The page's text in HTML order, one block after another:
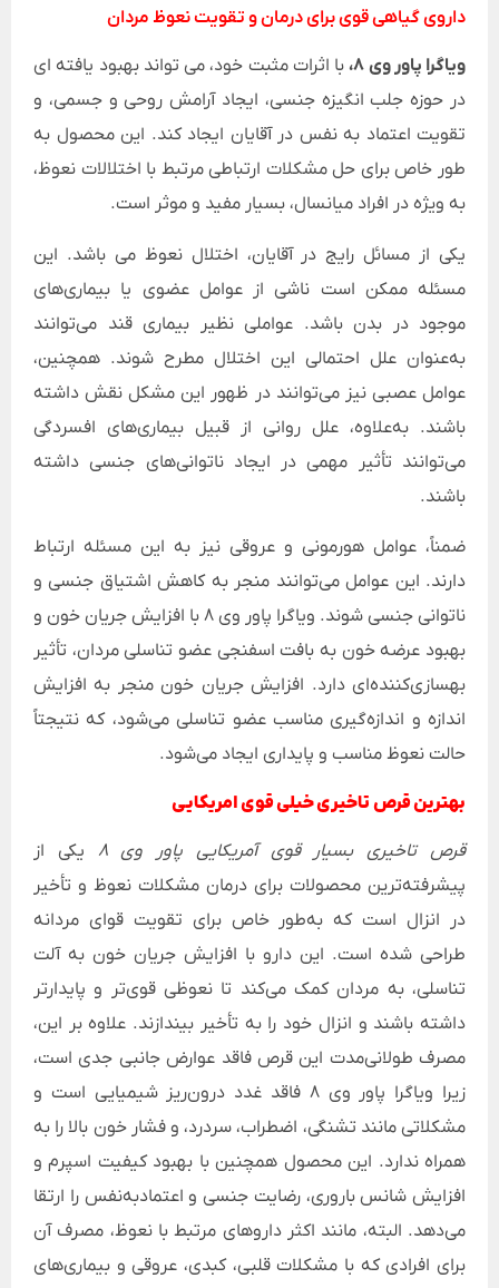
داروی گیاهی قوی برای درمان و تقویت نعوظ مردان
ویاگرا پاور وی ۸،
با اثرات مثبت خود، می تواند بهبود یافته ای
در حوزه جلب انگیزه جنسی، ایجاد آرامش روحی و جسمی، و
تقویت اعتماد به نفس در آقایان ایجاد کند. این محصول به
طور خاص برای حل مشکلات ارتباطی مرتبط با اختلالات نعوظ،
به ویژه در افراد میانسال، بسیار مفید و موثر است.
یکی از مسائل رایج در آقایان، اختلال نعوظ می باشد. این
مسئله ممکن است ناشی از عوامل عضوی یا بیماری‌های
موجود در بدن باشد. عواملی نظیر بیماری قند می‌توانند
به‌عنوان علل احتمالی این اختلال مطرح شوند. همچنین،
عوامل عصبی نیز می‌توانند در ظهور این مشکل نقش داشته
باشند. به‌علاوه، علل روانی از قبیل بیماری‌های افسردگی
می‌توانند تأثیر مهمی در ایجاد ناتوانی‌های جنسی داشته
باشند.
ضمناً، عوامل هورمونی و عروقی نیز به این مسئله ارتباط
دارند. این عوامل می‌توانند منجر به کاهش اشتیاق جنسی و
ناتوانی جنسی شوند. ویاگرا پاور وی ۸ با افزایش جریان خون و
بهبود عرضه خون به بافت اسفنجی عضو تناسلی مردان، تأثیر
بهسازی‌کننده‌ای دارد. افزایش جریان خون منجر به افزایش
اندازه و اندازه‌گیری مناسب عضو تناسلی می‌شود، که نتیجتاً
حالت نعوظ مناسب و پایداری ایجاد می‌شود.
بهترین قرص تاخیری خیلی قوی امریکایی
قرص تاخیری بسیار قوی آمریکایی پاور وی 8
یکی از
پیشرفته‌ترین محصولات برای درمان مشکلات نعوظ و تأخیر
در انزال است که به‌طور خاص برای تقویت قوای مردانه
طراحی شده است. این دارو با افزایش جریان خون به آلت
تناسلی، به مردان کمک می‌کند تا نعوظی قوی‌تر و پایدارتر
داشته باشند و انزال خود را به تأخیر بیندازند. علاوه بر این،
مصرف طولانی‌مدت این قرص فاقد عوارض جانبی جدی است،
زیرا ویاگرا پاور وی 8 فاقد غدد درون‌ریز شیمیایی است و
مشکلاتی مانند تشنگی، اضطراب، سردرد، و فشار خون بالا را به
همراه ندارد. این محصول همچنین با بهبود کیفیت اسپرم و
افزایش شانس باروری، رضایت جنسی و اعتمادبه‌نفس را ارتقا
می‌دهد. البته، مانند اکثر داروهای مرتبط با نعوظ، مصرف آن
برای افرادی که با مشکلات قلبی، کبدی، عروقی و بیماری‌های